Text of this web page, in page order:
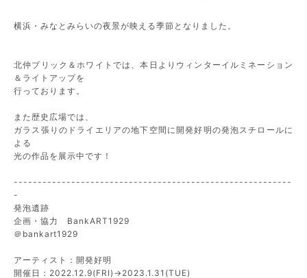
横浜・みなとみらいの夜景が映える季節となりました。
北仲ブリック＆ホワイトでは、本日よりウィンターイルミネーション
＆ライトアップを
行っております。
また歴史広場では、
ガラス張りのドライエリアの地下空間に開発好明の発泡スチロールに
よる
光の作品を展示中です！
----------------------------------------------------------
-
発泡遺跡
企画・協力 BankART1929
＠bankart1929
アーティスト：開発好明
開催日：2022.12.9(FRI)→2023.1.31(TUE)